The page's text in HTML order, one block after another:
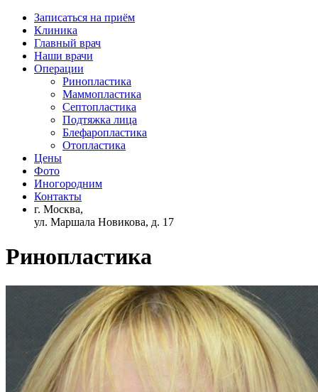
Записаться на приём
Клиника
Главный врач
Наши врачи
Операции
Ринопластика
Маммопластика
Септопластика
Подтяжка лица
Блефаропластика
Отопластика
Цены
Фото
Иногородним
Контакты
г. Москва,
ул. Маршала Новикова, д. 17
Ринопластика